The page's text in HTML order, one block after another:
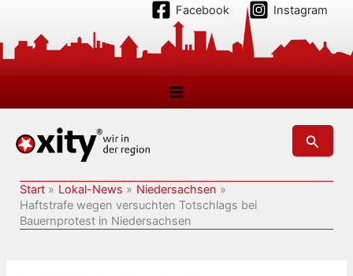
springen
Facebook Instagram
Suchen
Start Lokal-News
Niedersachsen
Haftstrafe wegen versuchten Totschlags bei
Bauernprotest in Niedersachsen